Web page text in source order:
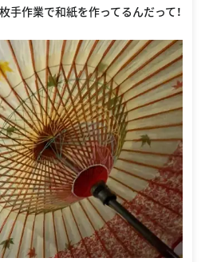
手作業で和紙を作ってるんだって！